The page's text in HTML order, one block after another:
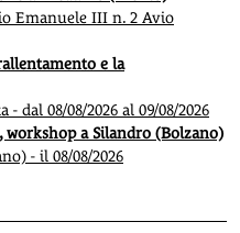
Emanuele III n. 2 Avio
e la
dal 08/08/2026 al 09/08/2026
workshop a Silandro (Bolzano)
- il 08/08/2026